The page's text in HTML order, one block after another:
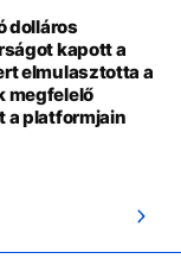
dolláros
kapott a
elmulasztotta a
megfelelő
a platformjain